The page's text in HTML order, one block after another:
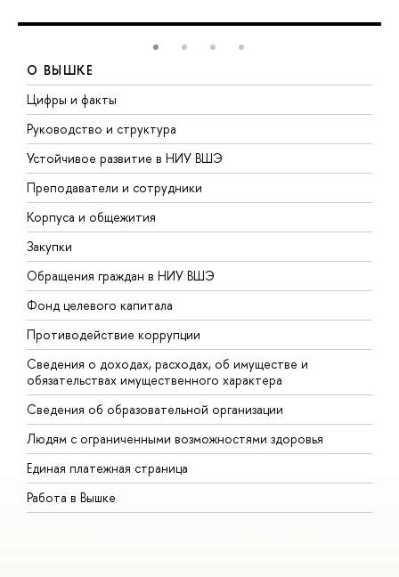
О ВЫШКЕ
Цифры и факты
Руководство и структура
Устойчивое развитие в НИУ ВШЭ
Преподаватели и сотрудники
Корпуса и общежития
Закупки
Обращения граждан в НИУ ВШЭ
Фонд целевого капитала
Противодействие коррупции
Сведения о доходах, расходах, об имуществе и
обязательствах имущественного характера
Сведения об образовательной организации
Людям с ограниченными возможностями здоровья
Единая платежная страница
Работа в Вышке